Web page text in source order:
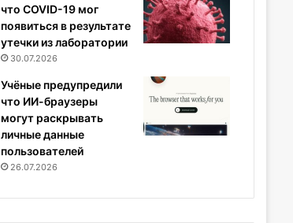
что COVID-19 мог
появиться в результате
утечки из лаборатории
30.07.2026
Учёные предупредили
что ИИ-браузеры
могут раскрывать
личные данные
пользователей
26.07.2026